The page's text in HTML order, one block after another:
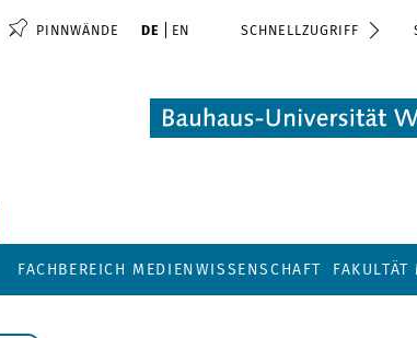
PINNWÄNDE DE EN SCHNELLZUGRIFF
FACHBEREICH MEDIENWISSENSCHAFT FAKULTÄT